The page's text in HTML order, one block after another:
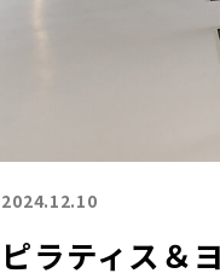
2024.12.10
ピラティス＆